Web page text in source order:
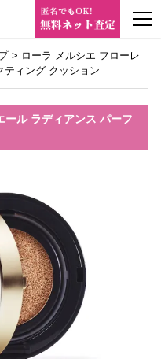
> ローラ メルシエ フローレ
ティング クッション
ール ラディアンス パーフ